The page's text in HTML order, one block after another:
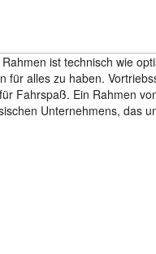
ist technisch wie
für alles zu haben.
Fahrspaß. Ein Rahmen
Unternehmens, das